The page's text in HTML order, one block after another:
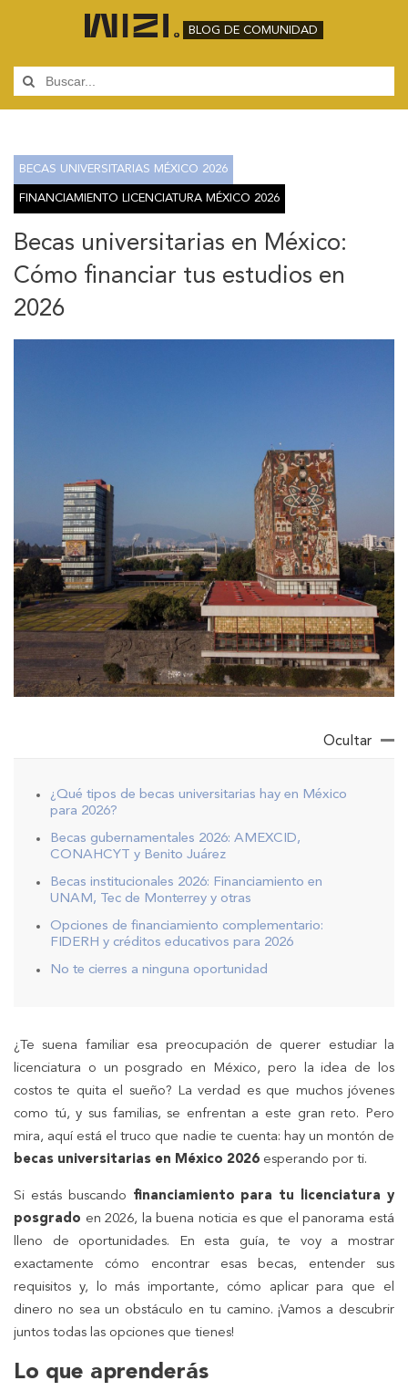
BLOG DE COMUNIDAD
BECAS UNIVERSITARIAS MÉXICO 2026
FINANCIAMIENTO LICENCIATURA MÉXICO 2026
Becas universitarias en México:
Cómo financiar tus estudios en
2026
Ocultar
¿Qué tipos de becas universitarias hay en México
para 2026?
Becas gubernamentales 2026: AMEXCID,
CONAHCYT y Benito Juárez
Becas institucionales 2026: Financiamiento en
UNAM, Tec de Monterrey y otras
Opciones de financiamiento complementario:
FIDERH y créditos educativos para 2026
No te cierres a ninguna oportunidad
¿Te suena familiar esa preocupación de querer estudiar la
licenciatura o un posgrado en México, pero la idea de los
costos te quita el sueño? La verdad es que muchos jóvenes
como tú, y sus familias, se enfrentan a este gran reto. Pero
mira, aquí está el truco que nadie te cuenta: hay un montón de
becas universitarias en México 2026 esperando por ti.
Si estás buscando financiamiento para tu licenciatura y
posgrado en 2026, la buena noticia es que el panorama está
lleno de oportunidades. En esta guía, te voy a mostrar
exactamente cómo encontrar esas becas, entender sus
requisitos y, lo más importante, cómo aplicar para que el
dinero no sea un obstáculo en tu camino. ¡Vamos a descubrir
juntos todas las opciones que tienes!
Lo que aprenderás